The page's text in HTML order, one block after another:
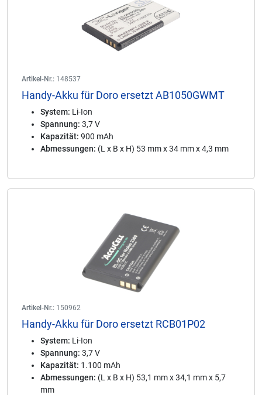
Artikel-Nr.: 148537
Handy-Akku für Doro ersetzt AB1050GWMT
System: Li-Ion
Spannung: 3,7 V
Kapazität: 900 mAh
Abmessungen: (L x B x H) 53 mm x 34 mm x 4,3 mm
Artikel-Nr.: 150962
Handy-Akku für Doro ersetzt RCB01P02
System: Li-Ion
Spannung: 3,7 V
Kapazität: 1.100 mAh
Abmessungen: (L x B x H) 53,1 mm x 34,1 mm x 5,7
mm